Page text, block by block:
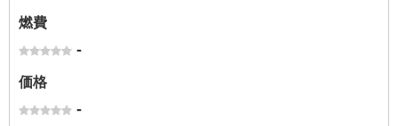
燃費
-
価格
-